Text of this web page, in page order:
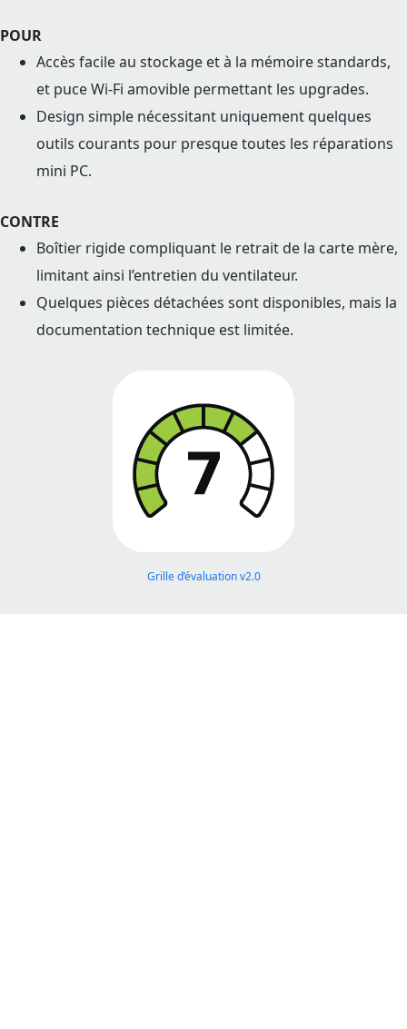
POUR
Accès facile au stockage et à la mémoire standards,
et puce Wi-Fi amovible permettant les upgrades.
Design simple nécessitant uniquement quelques
outils courants pour presque toutes les réparations
mini PC.
CONTRE
Boîtier rigide compliquant le retrait de la carte mère,
limitant ainsi l’entretien du ventilateur.
Quelques pièces détachées sont disponibles, mais la
documentation technique est limitée.
Grille d’évaluation v2.0